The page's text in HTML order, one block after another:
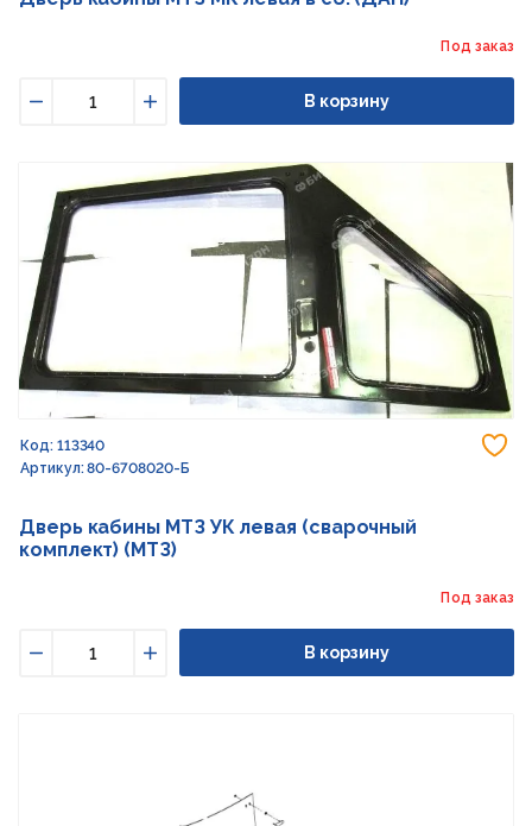
Под заказ
Увеличить
В корзину
Код: 113340
Артикул: 80-6708020-Б
Дверь кабины МТЗ УК левая (сварочный
комплект) (МТЗ)
Под заказ
Увеличить
В корзину